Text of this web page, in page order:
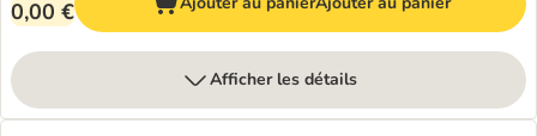
0,00 €
Afficher les détails